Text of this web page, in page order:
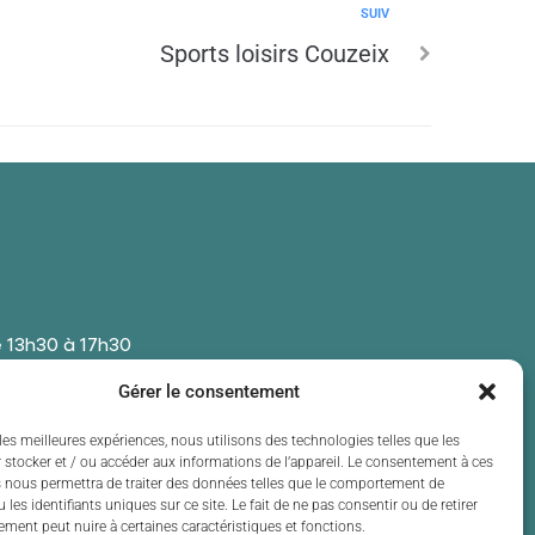
Gérer le consentement
meilleures expériences, nous utilisons des technologies telles que les
et / ou accéder aux informations de l’appareil. Le consentement à ces
permettra de traiter des données telles que le comportement de
les identifiants uniques sur ce site. Le fait de ne pas consentir ou de retirer
peut nuire à certaines caractéristiques et fonctions.
SUIV
Sports loisirs Couzeix
à 17h30
à 17h30
13h30 à 17h30
à 17h30
de 13h30 à 17h30